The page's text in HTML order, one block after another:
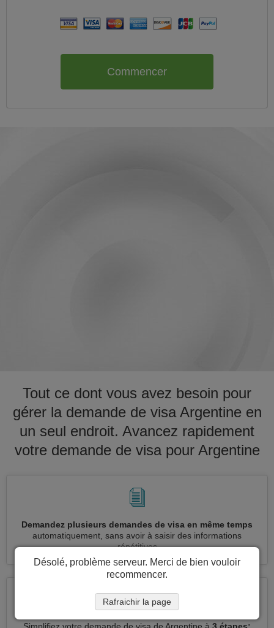
Commencer
Tout ce dont vous avez besoin pour
gérer la demande de visa Argentine en
un seul endroit. Avancez rapidement
votre demande de visa pour Argentine
Demandez plusieurs demandes de visa en même temps
automatiquement, sans avoir à saisir des informations
répétitives
Désolé, problème serveur. Merci de bien vouloir
recommencer.
Rafraichir la page